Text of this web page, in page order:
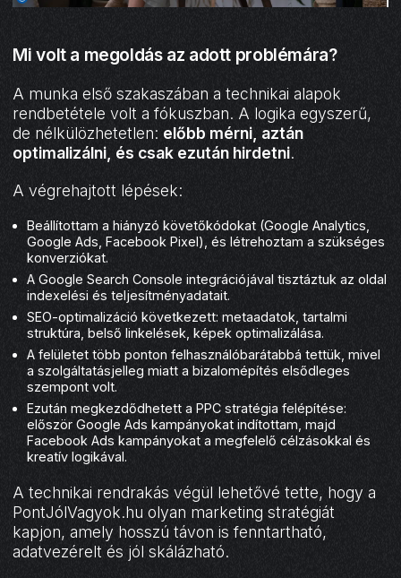
Mi volt a megoldás az adott problémára?
A munka első szakaszában a technikai alapok
rendbetétele volt a fókuszban. A logika egyszerű,
de nélkülözhetetlen: előbb mérni, aztán
optimalizálni, és csak ezután hirdetni.
A végrehajtott lépések:
Beállítottam a hiányzó követőkódokat (Google Analytics,
Google Ads, Facebook Pixel), és létrehoztam a szükséges
konverziókat.
A Google Search Console integrációjával tisztáztuk az oldal
indexelési és teljesítményadatait.
SEO-optimalizáció következett: metaadatok, tartalmi
struktúra, belső linkelések, képek optimalizálása.
A felületet több ponton felhasználóbarátabbá tettük, mivel
a szolgáltatásjelleg miatt a bizalomépítés elsődleges
szempont volt.
Ezután megkezdődhetett a PPC stratégia felépítése:
először Google Ads kampányokat indítottam, majd
Facebook Ads kampányokat a megfelelő célzásokkal és
kreatív logikával.
A technikai rendrakás végül lehetővé tette, hogy a
PontJólVagyok.hu olyan marketing stratégiát
kapjon, amely hosszú távon is fenntartható,
adatvezérelt és jól skálázható.